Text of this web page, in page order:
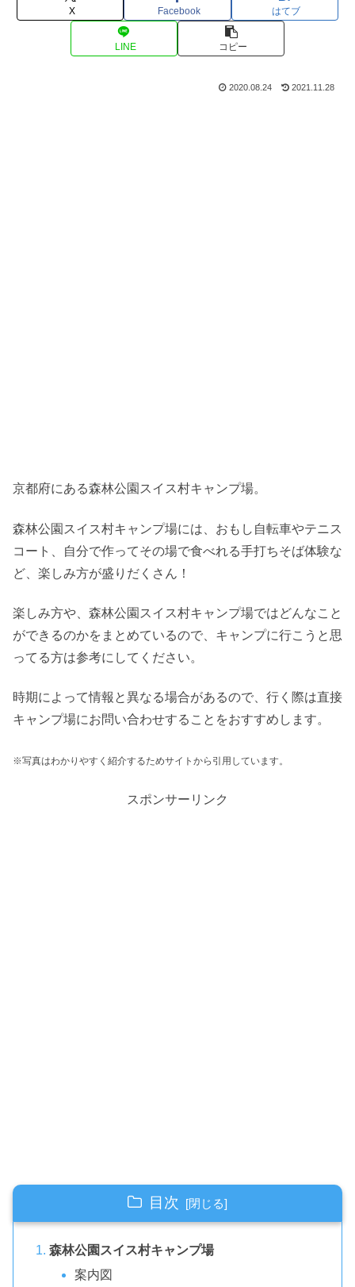
X Facebook はてブ
LINE コピー
2020.08.24 2021.11.28
京都府にある森林公園スイス村キャンプ場。
森林公園スイス村キャンプ場には、おもし自転車やテニス
コート、自分で作ってその場で食べれる手打ちそば体験な
ど、楽しみ方が盛りだくさん！
楽しみ方や、森林公園スイス村キャンプ場ではどんなこと
ができるのかをまとめているので、キャンプに行こうと思
ってる方は参考にしてください。
時期によって情報と異なる場合があるので、行く際は直接
キャンプ場にお問い合わせすることをおすすめします。
※写真はわかりやすく紹介するためサイトから引用しています。
スポンサーリンク
目次
森林公園スイス村キャンプ場
案内図